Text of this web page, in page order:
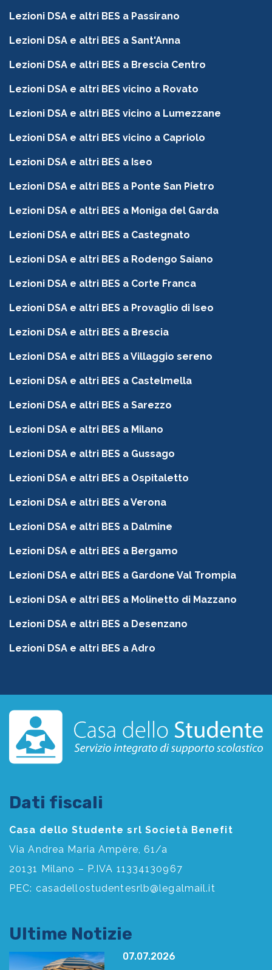
Lezioni DSA e altri BES a Passirano
Lezioni DSA e altri BES a Sant'Anna
Lezioni DSA e altri BES a Brescia Centro
Lezioni DSA e altri BES vicino a Rovato
Lezioni DSA e altri BES vicino a Lumezzane
Lezioni DSA e altri BES vicino a Capriolo
Lezioni DSA e altri BES a Iseo
Lezioni DSA e altri BES a Ponte San Pietro
Lezioni DSA e altri BES a Moniga del Garda
Lezioni DSA e altri BES a Castegnato
Lezioni DSA e altri BES a Rodengo Saiano
Lezioni DSA e altri BES a Corte Franca
Lezioni DSA e altri BES a Provaglio di Iseo
Lezioni DSA e altri BES a Brescia
Lezioni DSA e altri BES a Villaggio sereno
Lezioni DSA e altri BES a Castelmella
Lezioni DSA e altri BES a Sarezzo
Lezioni DSA e altri BES a Milano
Lezioni DSA e altri BES a Gussago
Lezioni DSA e altri BES a Ospitaletto
Lezioni DSA e altri BES a Verona
Lezioni DSA e altri BES a Dalmine
Lezioni DSA e altri BES a Bergamo
Lezioni DSA e altri BES a Gardone Val Trompia
Lezioni DSA e altri BES a Molinetto di Mazzano
Lezioni DSA e altri BES a Desenzano
Lezioni DSA e altri BES a Adro
Dati fiscali
Casa dello Studente srl Società Benefit
Via Andrea Maria Ampère, 61/a
20131 Milano – P.IVA 11334130967
PEC: casadellostudentesrlb@legalmail.it
Ultime Notizie
07.07.2026